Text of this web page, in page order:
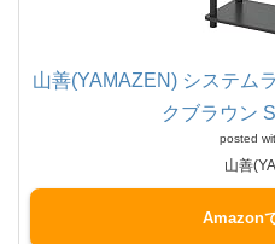
山善(YAMAZEN) システム
クブラウン
posted
山善
Amazon